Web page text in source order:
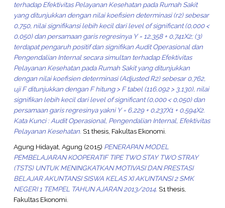
terhadap Efektivitas Pelayanan Kesehatan pada Rumah Sakit
yang ditunjukkan dengan nilai koefisien determinasi (r2) sebesar
0,750, nilai signifikansi lebih kecil dari level of significant (0,000 <
0,050) dan persamaan garis regresinya Y = 12,358 + 0,741X2; (3)
terdapat pengaruh positif dan signifikan Audit Operasional dan
Pengendalian Internal secara simultan terhadap Efektivitas
Pelayanan Kesehatan pada Rumah Sakit yang ditunjukkan
dengan nilai koefisien determinasi (Adjusted R2) sebesar 0,762,
uji F ditunjukkan dengan F hitung > F tabel (116,092 > 3,130), nilai
signifikan lebih kecil dari level of significant (0,000 < 0,050) dan
persamaan garis regresinya yakni Y = 6,229 + 0,237X1 + 0,594X2.
Kata Kunci : Audit Operasional, Pengendalian Internal, Efektivitas
Pelayanan Kesehatan. S1 thesis, Fakultas Ekonomi.
Agung Hidayat, Agung (2015) PENERAPAN MODEL
PEMBELAJARAN KOOPERATIF TIPE TWO STAY TWO STRAY
(TSTS) UNTUK MENINGKATKAN MOTIVASI DAN PRESTASI
BELAJAR AKUNTANSI SISWA KELAS XI AKUNTANSI 2 SMK
NEGERI 1 TEMPEL TAHUN AJARAN 2013/2014. S1 thesis,
Fakultas Ekonomi.